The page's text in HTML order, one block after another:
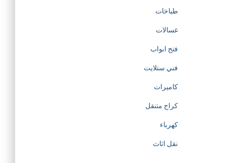
طباخات
غسالات
فتح ابواب
فني ستلايت
كاميرات
كراج متنقل
كهرباء
نقل اثاث